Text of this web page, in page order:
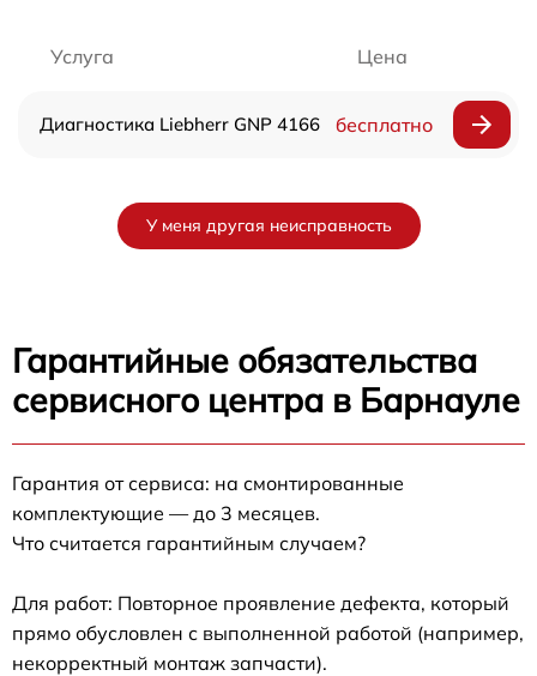
Услуга Цена
Диагностика Liebherr GNP 4166 бесплатно
У меня другая неисправность
Гарантийные обязательства
сервисного центра в Барнауле
Гарантия от сервиса: на смонтированные
комплектующие — до 3 месяцев.
Что считается гарантийным случаем?
Для работ: Повторное проявление дефекта, который
прямо обусловлен с выполненной работой (например,
некорректный монтаж запчасти).